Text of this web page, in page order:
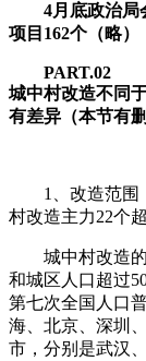
4月底政治局会
项目162个（略）
PART.02
城中村改造不同
有差异（本节有删
1、改造范围：
村改造主力22个
城中村改造的
和城区人口超过
第七次全国人口
海、北京、深圳
市，分别是武汉